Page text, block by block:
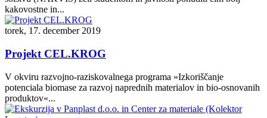
kakovostne in...
torek, 17. december 2019
Projekt CEL.KROG
V okviru razvojno-raziskovalnega programa »Izkoriščanje
potenciala biomase za razvoj naprednih materialov in bio-osnovanih
produktov«...